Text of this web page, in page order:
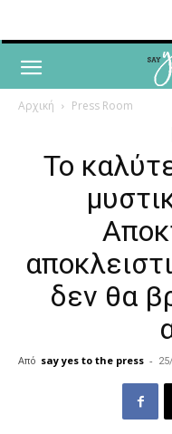
Αρχική Press Room
Το
δεν θα
Από say yes to the press -